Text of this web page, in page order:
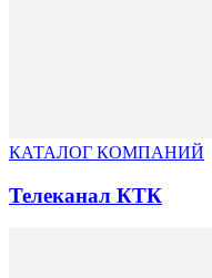
КАТАЛОГ КОМПАНИЙ
Телеканал КТК